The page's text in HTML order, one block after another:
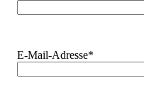
E-Mail-Adresse*